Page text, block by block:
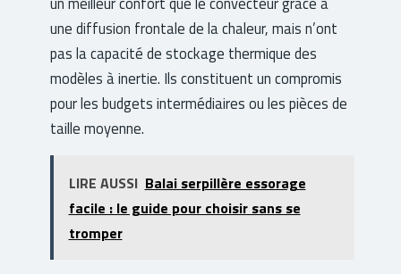
une diffusion frontale de la chaleur, mais n’ont
pas la capacité de stockage thermique des
modèles à inertie. Ils constituent un compromis
pour les budgets intermédiaires ou les pièces de
taille moyenne.
LIRE AUSSI Balai serpillère essorage
facile : le guide pour choisir sans se
tromper